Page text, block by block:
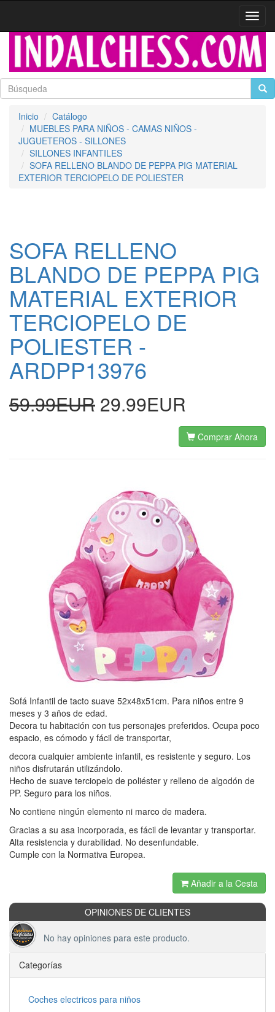
Inicio
Catálogo
MUEBLES PARA NIÑOS - CAMAS NIÑOS -
JUGUETEROS - SILLONES
SILLONES INFANTILES
SOFA RELLENO BLANDO DE PEPPA PIG MATERIAL
EXTERIOR TERCIOPELO DE POLIESTER
SOFA RELLENO
BLANDO DE PEPPA PIG
MATERIAL EXTERIOR
TERCIOPELO DE
POLIESTER -
ARDPP13976
59.99EUR 29.99EUR
Comprar Ahora
Sofá Infantil de tacto suave 52x48x51cm. Para niños entre 9
meses y 3 años de edad.
Decora tu habitación con tus personajes preferidos. Ocupa poco
espacio, es cómodo y fácil de transportar,
decora cualquier ambiente infantil, es resistente y seguro. Los
niños disfrutarán utilizándolo.
Hecho de suave terciopelo de poliéster y relleno de algodón de
PP. Seguro para los niños.
No contiene ningún elemento ni marco de madera.
Gracias a su asa incorporada, es fácil de levantar y transportar.
Alta resistencia y durabilidad. No desenfundable.
Cumple con la Normativa Europea.
Añadir a la Cesta
OPINIONES DE CLIENTES
No hay opiniones para este producto.
Categorías
Coches electricos para niños